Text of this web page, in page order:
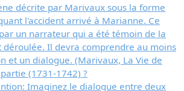
décrite par Marivaux sous la forme
l'accident arrivé à Marianne. Ce
un narrateur qui a été témoin de la
déroulée. Il devra comprendre au moins
et un dialogue. (Marivaux, La Vie de
(1731-1742) ?
Imaginez le dialogue entre deux